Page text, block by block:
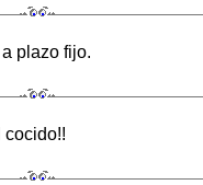
plazo fijo.
cocido!!